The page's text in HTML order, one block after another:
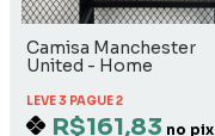
Camisa Manchester
United - Home
LEVE 3 PAGUE 2
R$161,83 no pix